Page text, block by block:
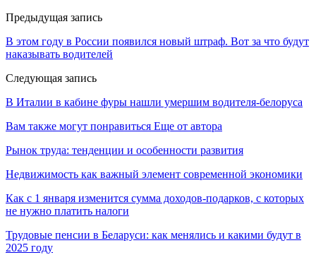
Предыдущая запись
В этом году в России появился новый штраф. Вот за что будут
наказывать водителей
Следующая запись
В Италии в кабине фуры нашли умершим водителя-белоруса
Вам также могут понравиться Еще от автора
Рынок труда: тенденции и особенности развития
Недвижимость как важный элемент современной экономики
Как с 1 января изменится сумма доходов-подарков, с которых
не нужно платить налоги
Трудовые пенсии в Беларуси: как менялись и какими будут в
2025 году